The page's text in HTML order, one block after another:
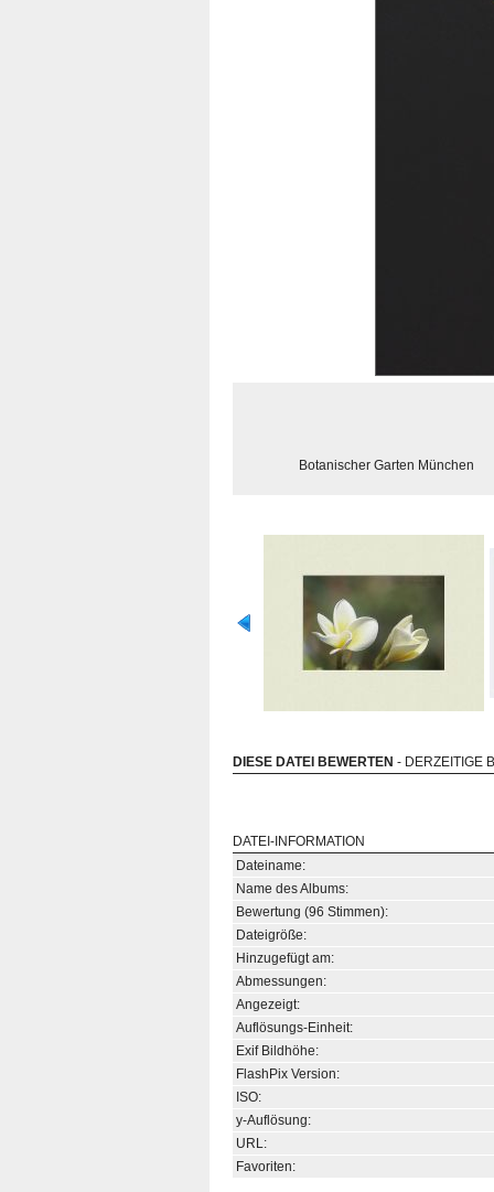
Botanischer Garten München
DIESE DATEI BEWERTEN - DERZEITIGE
DATEI-INFORMATION
Dateiname:
Name des Albums:
Bewertung (96 Stimmen):
Dateigröße:
Hinzugefügt am:
Abmessungen:
Angezeigt:
Auflösungs-Einheit:
Exif Bildhöhe:
FlashPix Version:
ISO:
y-Auflösung:
URL:
Favoriten: